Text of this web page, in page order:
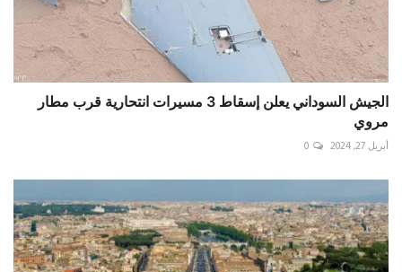
الجيش السوداني يعلن إسقاط 3 مسيرات انتحارية قرب مطار
مروي
أبريل 27, 2024 0